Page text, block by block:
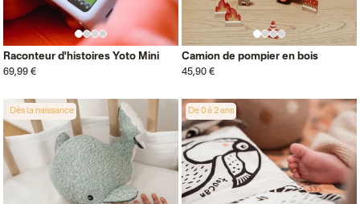
Raconteur d'histoires Yoto Mini
69,99 €
Camion de pompier en bois
45,90 €
Dès la naissance De 0 à 2 ans